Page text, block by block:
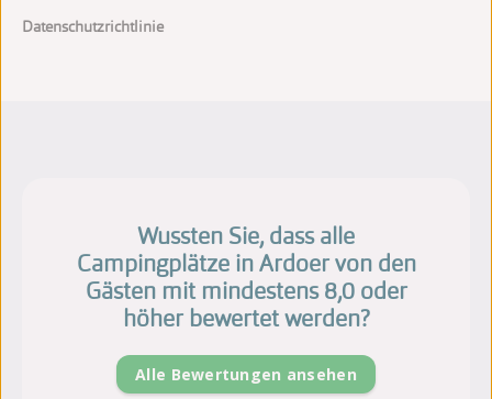
Datenschutzrichtlinie
Wussten Sie, dass alle
Campingplätze in Ardoer von den
Gästen mit mindestens 8,0 oder
höher bewertet werden?
Alle Bewertungen ansehen